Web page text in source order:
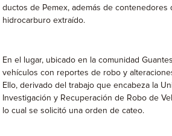
ductos de Pemex, además de contenedores
hidrocarburo extraído.
En el lugar, ubicado en la comunidad
vehículos con reportes de robo y
Ello, derivado del trabajo que encabeza la
Investigación y Recuperación de Robo de
lo cual se solicitó una orden de cateo.